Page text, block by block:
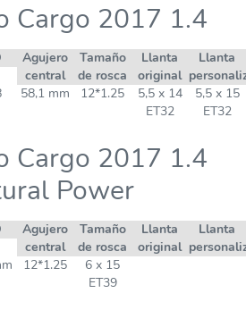
Cargo 2017 1.4
Agujero
central
Tamaño
de rosca
Llanta
original
Llanta
58,1 mm 12*1.25
5,5 x 14
ET32
5,5 x 15
ET32
Cargo 2017 1.4
Power
Agujero
central
Tamaño
de rosca
Llanta
original
Llanta
12*1.25
6 x 15
ET39